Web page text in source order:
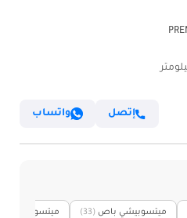
إتصل واتساب
ميتسوبيشي باص (33) ميتسوبيشي